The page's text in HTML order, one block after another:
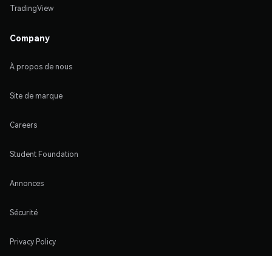
TradingView
Company
À propos de nous
Site de marque
Careers
Student Foundation
Annonces
Sécurité
Privacy Policy